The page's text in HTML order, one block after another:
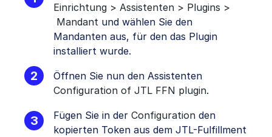
Einrichtung > Assistenten > Plugins >
Mandant und wählen Sie den
Mandanten aus, für den das Plugin
installiert wurde.
Öffnen Sie nun den Assistenten
Configuration of JTL FFN plugin.
Fügen Sie in der Configuration den
kopierten Token aus dem JTL-Fulfillment